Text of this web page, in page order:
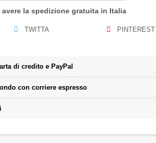
la spedizione gratuita in Italia
TWITTA PINTEREST
di credito e PayPal
con corriere espresso